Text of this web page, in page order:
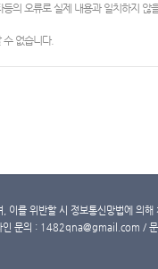
의 오류로 실제 내용과 일치하지
없습니다.
이를 위반할 시 정보통신망법에 의
인 문의 : 1482qna@gmail.com /